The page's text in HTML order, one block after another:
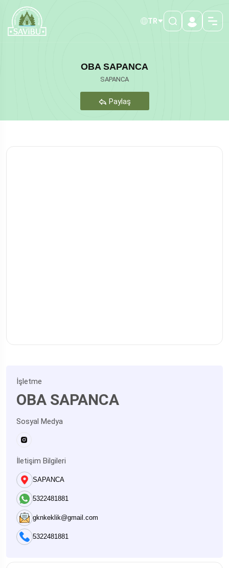
TR
OBA SAPANCA
SAPANCA
Paylaş
İşletme
OBA SAPANCA
Sosyal Medya
İletişim Bilgileri
SAPANCA
5322481881
gknkeklik@gmail.com
5322481881